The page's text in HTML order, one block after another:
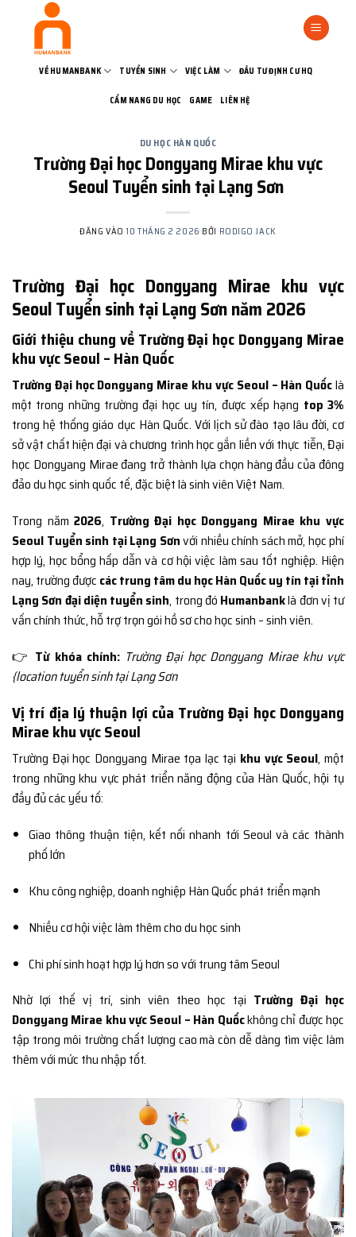
VỀ HUMANBANK TUYỂN SINH VIỆC LÀM ĐẦU TƯ ĐỊNH CƯ HQ
CẨM NANG DU HỌC GAME LIÊN HỆ
DU HỌC HÀN QUỐC
Trường Đại học Dongyang Mirae khu vực
Seoul Tuyển sinh tại Lạng Sơn
ĐĂNG VÀO10 THÁNG 2 2026 BỞI RODIGO JACK
Trường Đại học Dongyang Mirae khu vực
Seoul Tuyển sinh tại Lạng Sơn năm 2026
Giới thiệu chung về Trường Đại học Dongyang Mirae
khu vực Seoul – Hàn Quốc
Trường Đại học Dongyang Mirae khu vực Seoul – Hàn Quốclà
một trong những trường đại học uy tín, được xếp hạng top 3%
trong hệ thống giáo dục Hàn Quốc. Với lịch sử đào tạo lâu đời, cơ
sở vật chất hiện đại và chương trình học gắn liền với thực tiễn, Đại
học Dongyang Mirae đang trở thành lựa chọn hàng đầu của đông
đảo du học sinh quốc tế, đặc biệt là sinh viên Việt Nam.
Trong năm2026, Trường Đại học Dongyang Mirae khu vực
Seoul Tuyển sinh tại Lạng Sơnvới nhiều chính sách mở, học phí
hợp lý, học bổng hấp dẫn và cơ hội việc làm sau tốt nghiệp. Hiện
nay, trường được các trung tâm du học Hàn Quốc uy tín tại tỉnh
Lạng Sơn đại diện tuyển sinh, trong đó Humanbanklà đơn vị tư
vấn chính thức, hỗ trợ trọn gói hồ sơ cho học sinh – sinh viên.
👉 Từ khóa chính: Trường Đại học Dongyang Mirae khu vực
{location tuyển sinh tại Lạng Sơn
Vị trí địa lý thuận lợi của Trường Đại học Dongyang
Mirae khu vực Seoul
Trường Đại học Dongyang Mirae tọa lạc tại khu vực Seoul, một
trong những khu vực phát triển năng động của Hàn Quốc, hội tụ
đầy đủ các yếu tố:
Giao thông thuận tiện, kết nối nhanh tới Seoul và các thành
phố lớn
Khu công nghiệp, doanh nghiệp Hàn Quốc phát triển mạnh
Nhiều cơ hội việc làm thêm cho du học sinh
Chi phí sinh hoạt hợp lý hơn so với trung tâm Seoul
Nhờ lợi thế vị trí, sinh viên theo học tại Trường Đại học
Dongyang Mirae khu vực Seoul – Hàn Quốckhông chỉ được học
tập trong môi trường chất lượng cao mà còn dễ dàng tìm việc làm
thêm với mức thu nhập tốt.